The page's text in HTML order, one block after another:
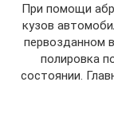
При помощи
кузов
первозданном
полировка
состоянии.